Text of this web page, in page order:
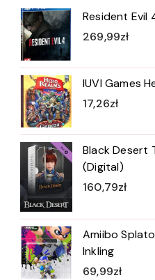
Resident Evil
269,99zł
IUVI Games
17,26zł
Black Desert
(Digital)
160,79zł
Amiibo
Inkling
69,99zł